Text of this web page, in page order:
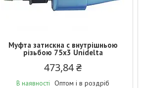
Муфта затискна c внутрішньою
різьбою 75х3 Unidelta
473,84 ₴
В наявності Оптом і в роздріб